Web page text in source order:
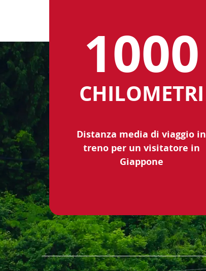
CHILOMETRI
Distanza media di viaggio in
treno per un visitatore in
Giappone